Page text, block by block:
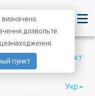
Населений пункт
Укр
дозвольте
пункт